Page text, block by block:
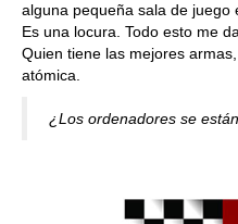
alguna pequeña sala de juego
Es una locura. Todo esto me
Quien tiene las mejores
atómica.
¿Los ordenadores se